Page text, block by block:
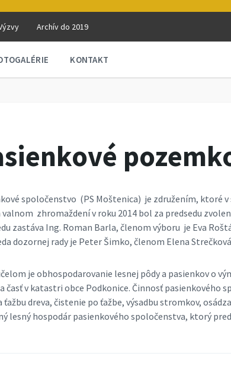
Archív do 2019
KONTAKT
spoločenstvo (PS Moštenica) je združením, ktoré v
zhromaždení v roku 2014 bol za predsedu
zastáva Ing. Roman Barla, členom výboru je Eva
dozornej rady je Peter Šimko, členom Elena
je obhospodarovanie lesnej pôdy a pasienkov o
časť v katastri obce Podkonice. Činnosť
ťažbu dreva, čistenie po ťažbe, výsadbu stromkov,
lesný hospodár pasienkového spoločenstva, ktorý